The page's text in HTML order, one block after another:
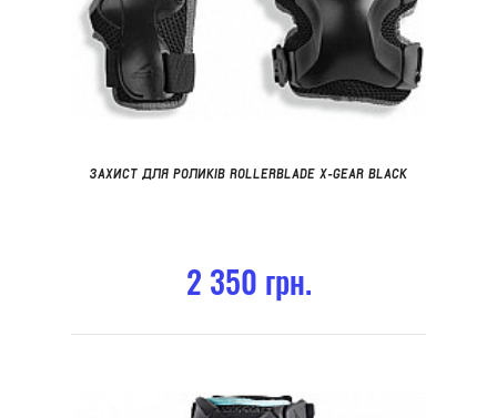
ЗАХИСТ ДЛЯ РОЛИКІВ ROLLERBLADE X-GEAR BLACK
2 350 грн.